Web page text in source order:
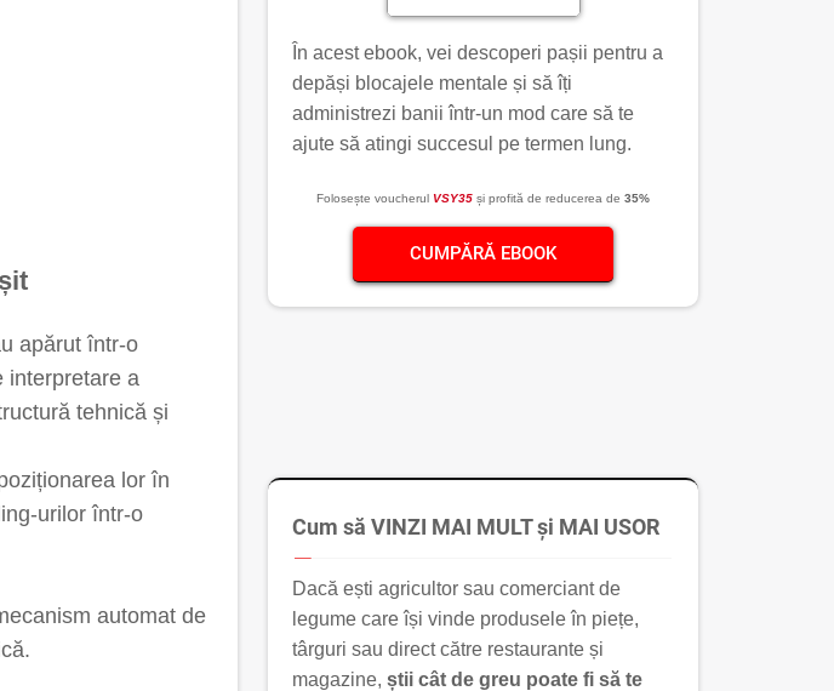
apărut într-o
interpretare a
tehnică și
lor în
urilor într-o
automat de
În acest ebook, vei descoperi pașii pentru a
depăși blocajele mentale și să îți
administrezi banii într-un mod care să te
ajute să atingi succesul pe termen lung.
Folosește voucherul VSY35 și profită de reducerea de 35%
CUMPĂRĂ EBOOK
Cum să VINZI MAI MULT și MAI USOR
Dacă ești agricultor sau comerciant de
legume care își vinde produsele în piețe,
târguri sau direct către restaurante și
magazine, știi cât de greu poate fi să te